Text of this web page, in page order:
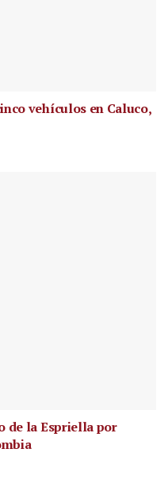
vehículos en Caluco,
de la Espriella por